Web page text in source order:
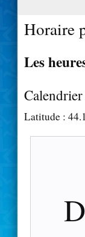
Horaire
Les
Latitude :